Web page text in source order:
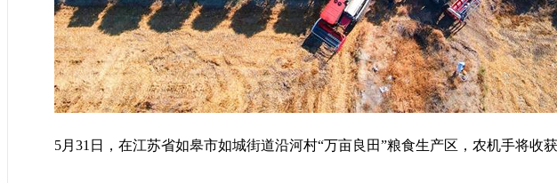
5月31日，在江苏省如皋市如城街道沿河村“万亩良田”粮食生产区，农机手将收